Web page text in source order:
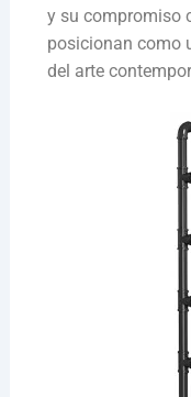
y su compromiso
posicionan como
del arte